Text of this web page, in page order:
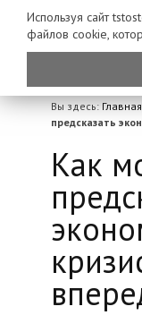
Вы здесь: Главная
предсказать
Как
Используя сайт
файлов cookie,